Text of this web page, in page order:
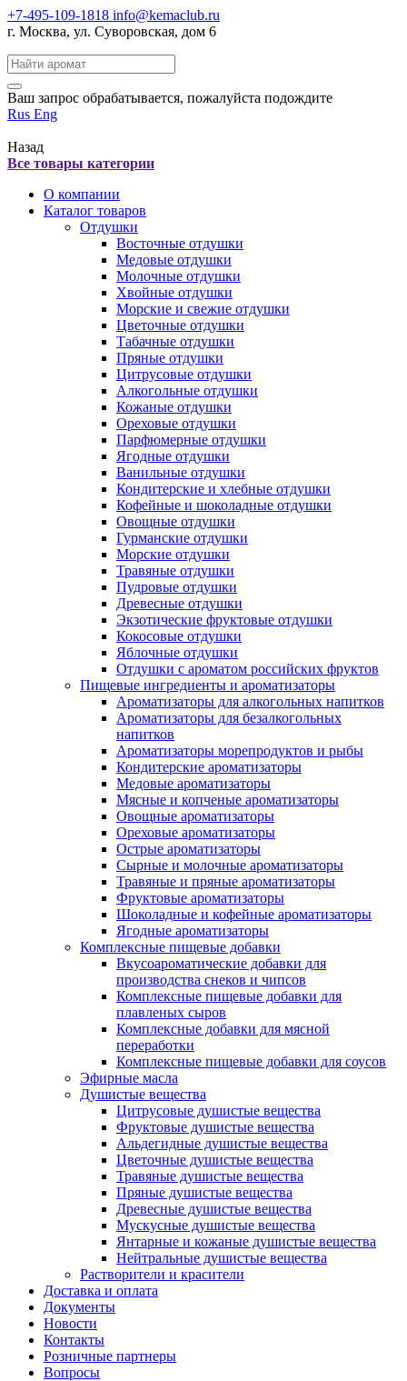
+7-495-109-1818 info@kemaclub.ru
г. Москва, ул. Суворовская, дом 6
Поиск:
Ваш запрос обрабатывается, пожалуйста подождите
Rus Eng
Назад
Все товары категории
О компании
Каталог товаров
Отдушки
Восточные отдушки
Медовые отдушки
Молочные отдушки
Хвойные отдушки
Морские и свежие отдушки
Цветочные отдушки
Табачные отдушки
Пряные отдушки
Цитрусовые отдушки
Алкогольные отдушки
Кожаные отдушки
Ореховые отдушки
Парфюмерные отдушки
Ягодные отдушки
Ванильные отдушки
Кондитерские и хлебные отдушки
Кофейные и шоколадные отдушки
Овощные отдушки
Гурманские отдушки
Морские отдушки
Травяные отдушки
Пудровые отдушки
Древесные отдушки
Экзотические фруктовые отдушки
Кокосовые отдушки
Яблочные отдушки
Отдушки с ароматом российских фруктов
Пищевые ингредиенты и ароматизаторы
Ароматизаторы для алкогольных напитков
Ароматизаторы для безалкогольных
напитков
Ароматизаторы морепродуктов и рыбы
Кондитерские ароматизаторы
Медовые ароматизаторы
Мясные и копченые ароматизаторы
Овощные ароматизаторы
Ореховые ароматизаторы
Острые ароматизаторы
Сырные и молочные ароматизаторы
Травяные и пряные ароматизаторы
Фруктовые ароматизаторы
Шоколадные и кофейные ароматизаторы
Ягодные ароматизаторы
Комплексные пищевые добавки
Вкусоароматические добавки для
производства снеков и чипсов
Комплексные пищевые добавки для
плавленых сыров
Комплексные добавки для мясной
переработки
Комплексные пищевые добавки для соусов
Эфирные масла
Душистые вещества
Цитрусовые душистые вещества
Фруктовые душистые вещества
Альдегидные душистые вещества
Цветочные душистые вещества
Травяные душистые вещества
Пряные душистые вещества
Древесные душистые вещества
Мускусные душистые вещества
Янтарные и кожаные душистые вещества
Нейтральные душистые вещества
Растворители и красители
Доставка и оплата
Документы
Новости
Контакты
Розничные партнеры
Вопросы